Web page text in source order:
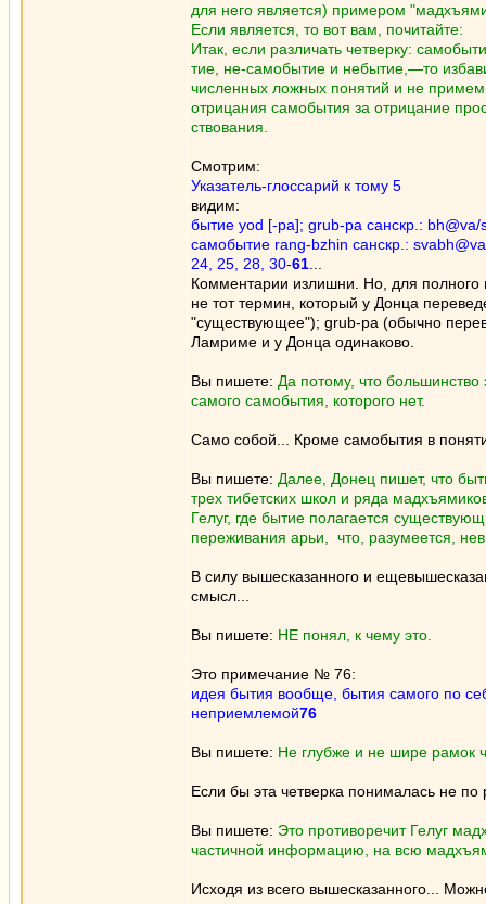
для него является) примером
Если является, то вот вам, почитайте:
Итак, если различать четверку:
тие, не-самобытие и небытие,—то
численных ложных понятий и не
отрицания самобытия за отрицание
ствования.
Смотрим:
Указатель-глоссарий к тому 5
видим:
бытие yod [-pa]; grub-pa санскр.:
самобытие rang-bzhin санскр.:
24, 25, 28, 30-61
Комментарии излишни. Но, для
не тот термин, который у Донца
"существующее"); grub-pa (обычно
Ламриме и у Донца одинаково.
Вы пишете: Да потому, что
самого самобытия, которого нет.
Само собой... Кроме самобытия в
Вы пишете: Далее, Донец пишет, что
трех тибетских школ и ряда
Гелуг, где бытие полагается
переживания арьи, что, разумеется,
В силу вышесказанного и
смысл...
Вы пишете: НЕ понял, к чему это.
Это примечание № 76:
идея бытия вообще, бытия самого по
неприемлемой76
Вы пишете: Не глубже и не шире рамок
Если бы эта четверка понималась не
Вы пишете: Это противоречит Гелуг
частичной информацию, на всю
Исходя из всего вышесказанного...